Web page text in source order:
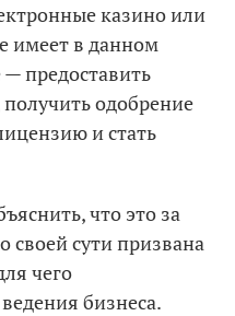
казино или
имеет в данном
— предоставить
одобрение
и стать
что это за
своей сути призвана
чего
бизнеса.